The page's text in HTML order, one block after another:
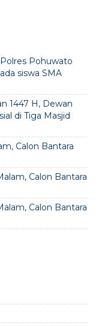
Pohuwato
siswa SMA
1447 H, Dewan
di Tiga Masjid
Calon Bantara
Calon Bantara
Calon Bantara